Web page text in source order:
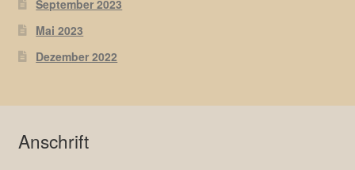
Neueste Beiträge
September 2023